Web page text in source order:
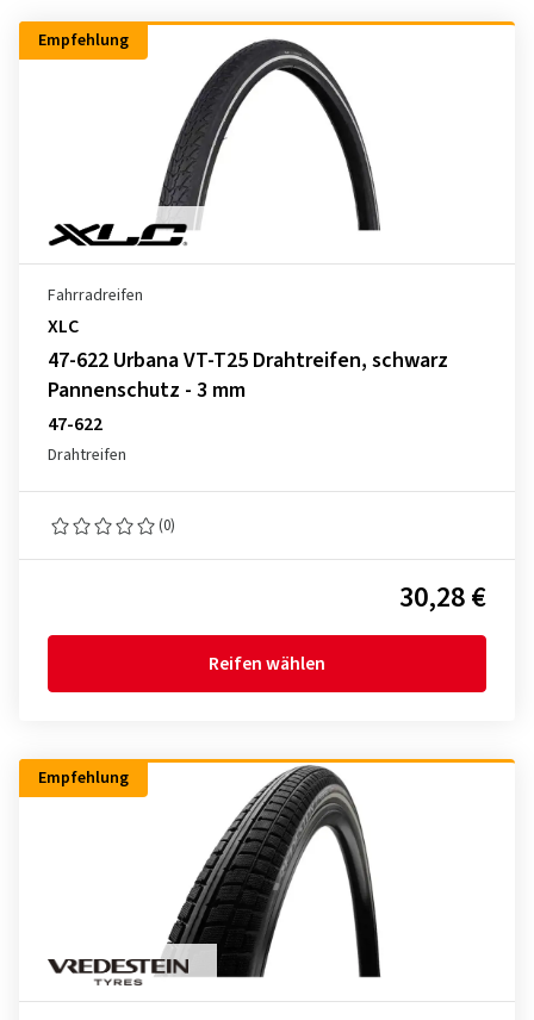
Empfehlung
Fahrradreifen
XLC
47-622 Urbana VT-T25 Drahtreifen, schwarz
Pannenschutz - 3 mm
47-622
Drahtreifen
(0)
30,28 €
Reifen wählen
Empfehlung